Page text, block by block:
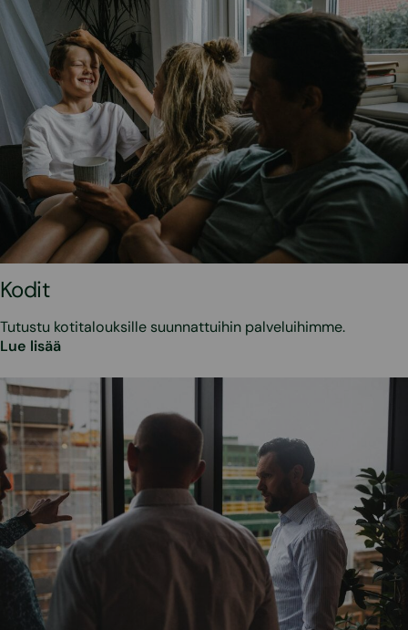
Kodit
Tutustu kotitalouksille suunnattuihin palveluihimme.
Lue lisää